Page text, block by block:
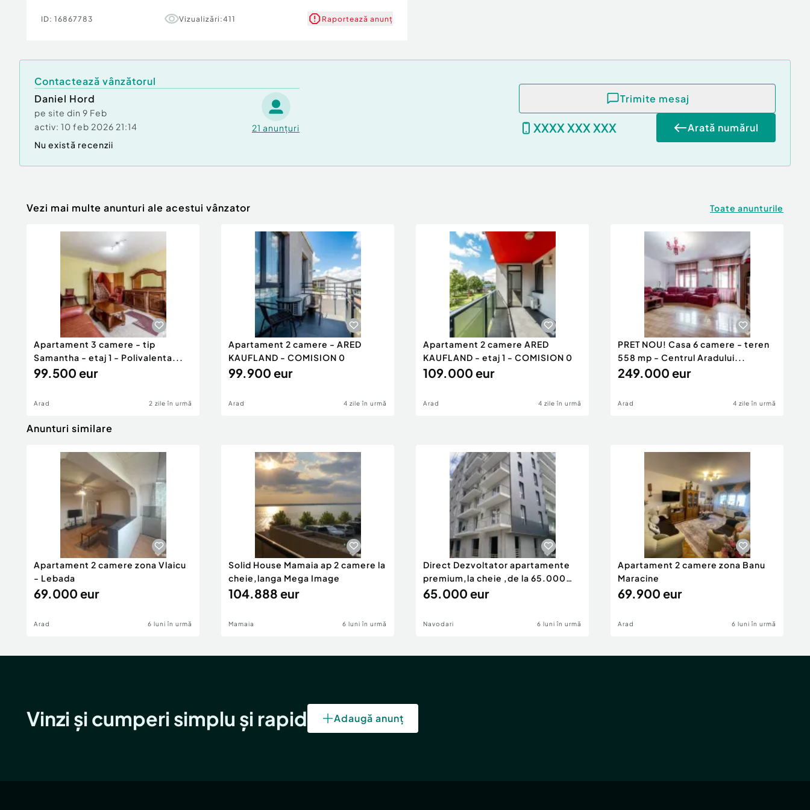
Bulevardul Decebal 2, Arad 310133
Tip imobil:Bloc de apartamente
Număr Băi:1
Posibilitate parcare: Nu
ID: 16867783 Vizualizări:411 Raportează anunț
Contactează vânzătorul
Daniel Hord
pe site din 9 Feb
activ: 10 feb 2026 21:14 21 anunțuri
Nu există recenzii
Trimite mesaj
XXXX XXX XXX Arată numărul
Vezi mai multe anunturi ale acestui vânzator Toate anunturile
Apartament 3 camere - tip
Samantha - etaj 1 - Polivalenta...
99.500 eur
Arad 2 zile în urmă
Apartament 2 camere - ARED
KAUFLAND - COMISION 0
99.900 eur
Arad 4 zile în urmă
Apartament 2 camere ARED
KAUFLAND - etaj 1 - COMISION 0
109.000 eur
Arad 4 zile în urmă
PRET NOU! Casa 6 camere - teren
558 mp - Centrul Aradului...
249.000 eur
Arad 4 zile în urmă
Anunturi similare
Apartament 2 camere zona Vlaicu
- Lebada
69.000 eur
Arad 6 luni în urmă
Solid House Mamaia ap 2 camere la
cheie,langa Mega Image
104.888 eur
Mamaia 6 luni în urmă
Direct Dezvoltator apartamente
premium,la cheie ,de la 65.000
eur
65.000 eur
Navodari 6 luni în urmă
Apartament 2 camere zona Banu
Maracine
69.900 eur
Arad 6 luni în urmă
Vinzi și cumperi simplu și rapid Adaugă anunț